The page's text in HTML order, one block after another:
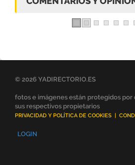
© 2026 YADIRECTORIO.ES
fotos e imágenes están protegidos
sus respectivos propietarios
PRIVACIDAD Y POLÍTICA DE COOKIES |
LOGIN